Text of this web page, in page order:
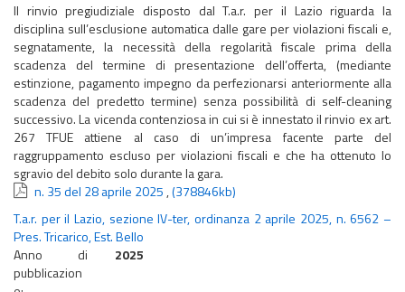
Il rinvio pregiudiziale disposto dal T.a.r. per il Lazio riguarda la
disciplina sull’esclusione automatica dalle gare per violazioni fiscali e,
segnatamente, la necessità della regolarità fiscale prima della
scadenza del termine di presentazione dell’offerta, (mediante
estinzione, pagamento impegno da perfezionarsi anteriormente alla
scadenza del predetto termine) senza possibilità di self-cleaning
successivo. La vicenda contenziosa in cui si è innestato il rinvio ex art.
267 TFUE attiene al caso di un’impresa facente parte del
raggruppamento escluso per violazioni fiscali e che ha ottenuto lo
sgravio del debito solo durante la gara.
n. 35 del 28 aprile 2025 ,(378846kb)
T.a.r. per il Lazio, sezione IV-ter, ordinanza 2 aprile 2025, n. 6562 –
Pres. Tricarico, Est. Bello
Anno di
pubblicazion
2025